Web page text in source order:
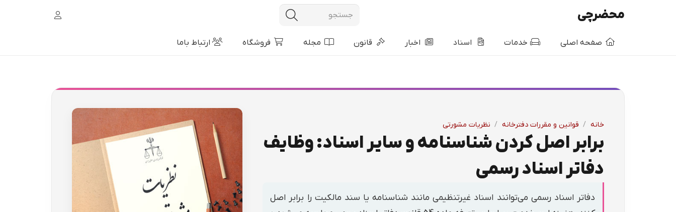
محضرچی
صفحه اصلی خدمات اسناد اخبار قانون مجله فروشگاه ارتباط باما
خانه / قوانین و مقررات دفترخانه / نظریات مشورتی
برابر اصل کردن شناسنامه و سایر اسناد: وظایف
دفاتر اسناد رسمی
دفاتر اسناد رسمی می‌توانند اسناد غیرتنظیمی مانند شناسنامه یا سند مالکیت را برابر اصل